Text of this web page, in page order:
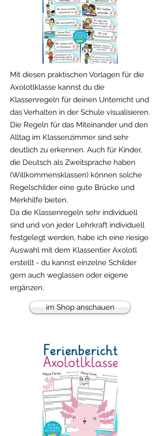
Mit diesen praktischen Vorlagen für die
Axolotlklasse kannst du die
Klassenregeln für deinen Unterricht und
das Verhalten in der Schule visualisieren.
Die Regeln für das Miteinander und den
Alltag im Klassenzimmer sind sehr
deutlich zu erkennen. Auch für Kinder,
die Deutsch als Zweitsprache haben
(Willkommensklassen) können solche
Regelschilder eine gute Brücke und
Merkhilfe bieten.
Da die Klassenregeln sehr individuell
sind und von jeder Lehrkraft individuell
festgelegt werden, habe ich eine riesige
Auswahl mit dem Klassentier Axolotl
erstellt - du kannst einzelne Schilder
gern auch weglassen oder eigene
ergänzen.
im Shop anschauen